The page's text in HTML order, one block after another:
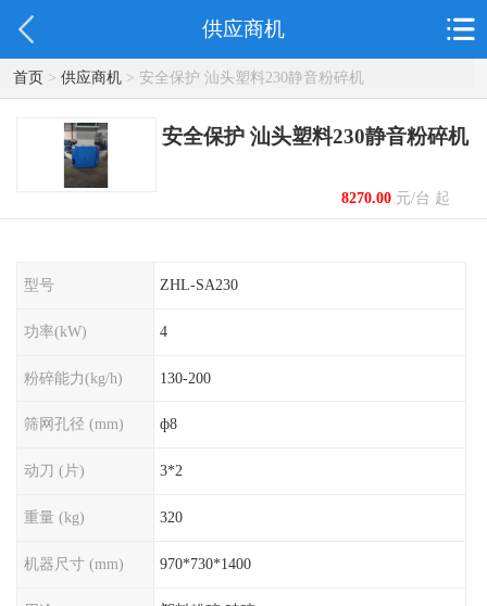
供应商机
首页> 供应商机> 安全保护 汕头塑料230静音粉碎机
安全保护 汕头塑料230静音粉碎机
8270.00元/台 起
型号 ZHL-SA230
功率(kW) 4
粉碎能力(kg/h) 130-200
筛网孔径 (mm) ф8
动刀 (片) 3*2
重量 (kg) 320
机器尺寸 (mm) 970*730*1400